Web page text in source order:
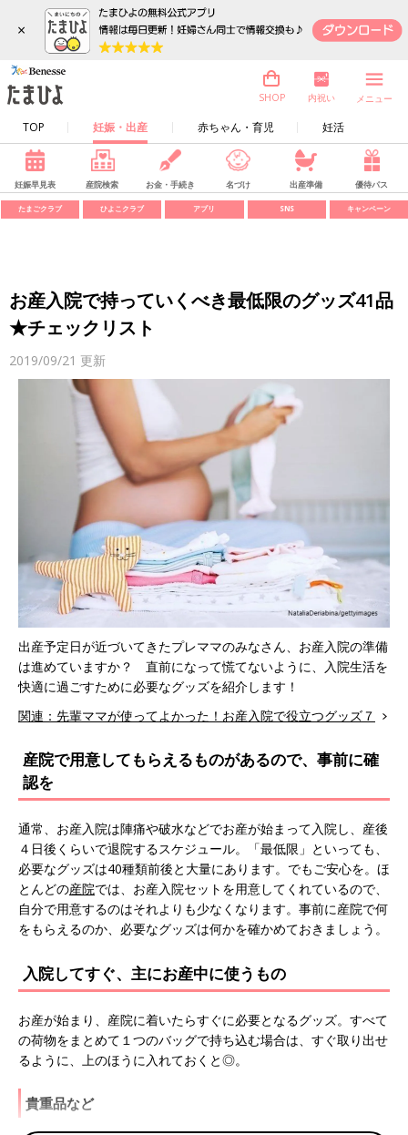
×
TOP 妊娠・出産 赤ちゃん・育児 妊活
SHOP 内祝い メニュー
妊娠早見表 産院検索 お金・手続き 名づけ 出産準備 優待パス
たまごクラブ ひよこクラブ アプリ SNS キャンペーン
お産入院で持っていくべき最低限のグッズ41品
★チェックリスト
2019/09/21 更新
出産予定日が近づいてきたプレママのみなさん、お産入院の準備
は進めていますか？ 直前になって慌てないように、入院生活を
快適に過ごすために必要なグッズを紹介します！
関連：先輩ママが使ってよかった！お産入院で役立つグッズ７
産院で用意してもらえるものがあるので、事前に確
認を
通常、お産入院は陣痛や破水などでお産が始まって入院し、産後
４日後くらいで退院するスケジュール。「最低限」といっても、
必要なグッズは40種類前後と大量にあります。 でもご安心を。ほ
とんどの産院では、お産入院セットを用意してくれているので、
自分で用意するのはそれよりも少なくなります。事前に産院で何
をもらえるのか、必要なグッズは何かを確かめておきましょう。
入院してすぐ、主にお産中に使うもの
お産が始まり、産院に着いたらすぐに必要となるグッズ。すべて
の荷物をまとめて１つのバッグで持ち込む場合は、すぐ取り出せ
るように、上のほうに入れておくと◎。
貴重品など